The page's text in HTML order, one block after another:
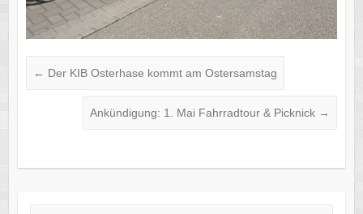
← Der KIB Osterhase kommt am Ostersamstag
Ankündigung: 1. Mai Fahrradtour & Picknick →